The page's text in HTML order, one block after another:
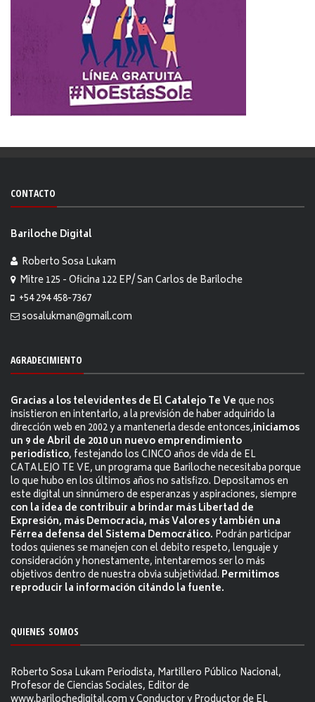
CONTACTO
Bariloche Digital
Roberto Sosa Lukam
Mitre 125 - Oficina 122 EP/ San Carlos de Bariloche
+54 294 458-7367
sosalukman@gmail.com
AGRADECIMIENTO
Gracias a los televidentes de El Catalejo Te Veque nos
insistieron en intentarlo, a la previsión de haber adquirido la
dirección web en 2002 y a mantenerla desde entonces,iniciamos
un 9 de Abril de 2010 un nuevo emprendimiento
periodístico, festejando los CINCO años de vida de EL
CATALEJO TE VE, un programa que Bariloche necesitaba porque
lo que hubo en los últimos años no satisfizo. Depositamos en
este digital un sinnúmero de esperanzas y aspiraciones, siempre
con la idea de contribuir a brindar más Libertad de
Expresión, más Democracia, más Valores y también una
Férrea defensa del Sistema Democrático. Podrán participar
todos quienes se manejen con el debito respeto, lenguaje y
consideración y honestamente, intentaremos ser lo más
objetivos dentro de nuestra obvia subjetividad. Permitimos
reproducir la información citándo la fuente.
QUIENES SOMOS
Roberto Sosa Lukam Periodista, Martillero Público Nacional,
Profesor de Ciencias Sociales, Editor de